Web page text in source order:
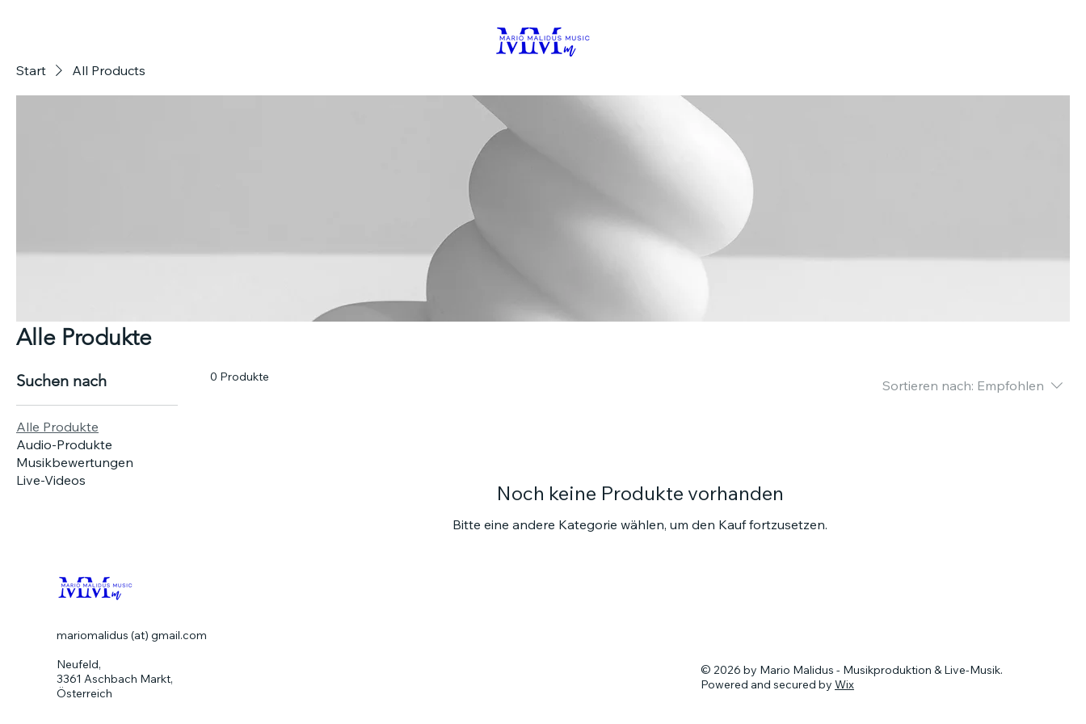
Start All Products
Alle Produkte
Suchen nach
Alle Produkte
Audio-Produkte
Musikbewertungen
Live-Videos
0 Produkte
Sortieren nach: Empfohlen
Noch keine Produkte vorhanden
Bitte eine andere Kategorie wählen, um den Kauf fortzusetzen.
mariomalidus (at) gmail.com
Neufeld,
3361 Aschbach Markt,
Österreich
© 2026 by Mario Malidus - Musikproduktion & Live-Musik.
Powered and secured by Wix